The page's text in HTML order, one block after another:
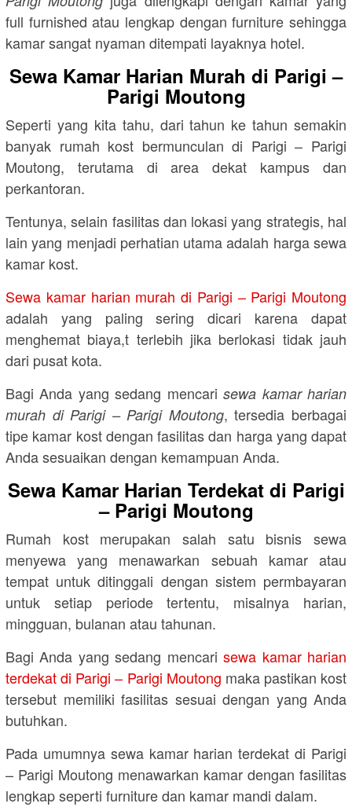
full furnished atau lengkap dengan furniture sehingga
kamar sangat nyaman ditempati layaknya hotel.
Sewa Kamar Harian Murah di Parigi –
Parigi Moutong
Seperti yang kita tahu, dari tahun ke tahun semakin
banyak rumah kost bermunculan di Parigi – Parigi
Moutong, terutama di area dekat kampus dan
perkantoran.
Tentunya, selain fasilitas dan lokasi yang strategis, hal
lain yang menjadi perhatian utama adalah harga sewa
kamar kost.
Sewa kamar harian murah di Parigi – Parigi Moutong
adalah yang paling sering dicari karena dapat
menghemat biaya,t terlebih jika berlokasi tidak jauh
dari pusat kota.
Bagi Anda yang sedang mencarisewa kamar harian
murah di Parigi – Parigi Moutong, tersedia berbagai
tipe kamar kost dengan fasilitas dan harga yang dapat
Anda sesuaikan dengan kemampuan Anda.
Sewa Kamar Harian Terdekat di Parigi
– Parigi Moutong
Rumah kost merupakan salah satu bisnis sewa
menyewa yang menawarkan sebuah kamar atau
tempat untuk ditinggali dengan sistem permbayaran
untuk setiap periode tertentu, misalnya harian,
mingguan, bulanan atau tahunan.
Bagi Anda yang sedang mencarisewa kamar harian
terdekat di Parigi – Parigi Moutong maka pastikan kost
tersebut memiliki fasilitas sesuai dengan yang Anda
butuhkan.
Pada umumnya sewa kamar harian terdekat di Parigi
– Parigi Moutong menawarkan kamar dengan fasilitas
lengkap seperti furniture dan kamar mandi dalam.